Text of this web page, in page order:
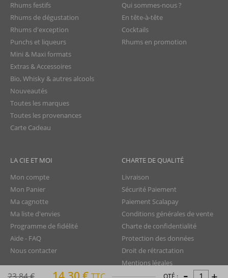
QTÉ :
Rhums festifs
Rhums de dégustation
Rhums d'exception
Punchs et liqueurs
Mini & Maxi formats
Extras & Accessoires
Bio, Whisky & autres alcools
Nouveautés
Toutes les marques
Toutes les provenances
Carte Cadeau
Qui sommes-nous ?
En tête-à-tête
Cocktails
Rhums en promotion
LA CIE ET MOI
Mon compte
Mon Panier
Ma cagnotte
Ma liste d'envies
Programme de fidélité
Aide - FAQ
Nous contacter
CHARTE DE QUALITÉ
Livraison
Sécurité Paiement
Paiement Scalapay
Conditions générales de vente
Charte de confidentialité
Protection des données
Droit de rétractation
Mentions légales
Plan du site